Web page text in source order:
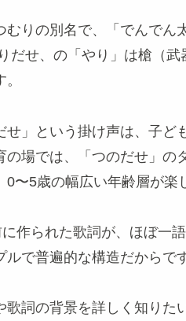
むりの別名で、「でんで
だせ、の「やり」は槍（
せ」という掛け声は、子
の場では、「つのだせ」の
〜5歳の幅広い年齢層が楽
作られた歌詞が、ほぼ一
で普遍的な構造だからです
歌詞の背景を詳しく知りた